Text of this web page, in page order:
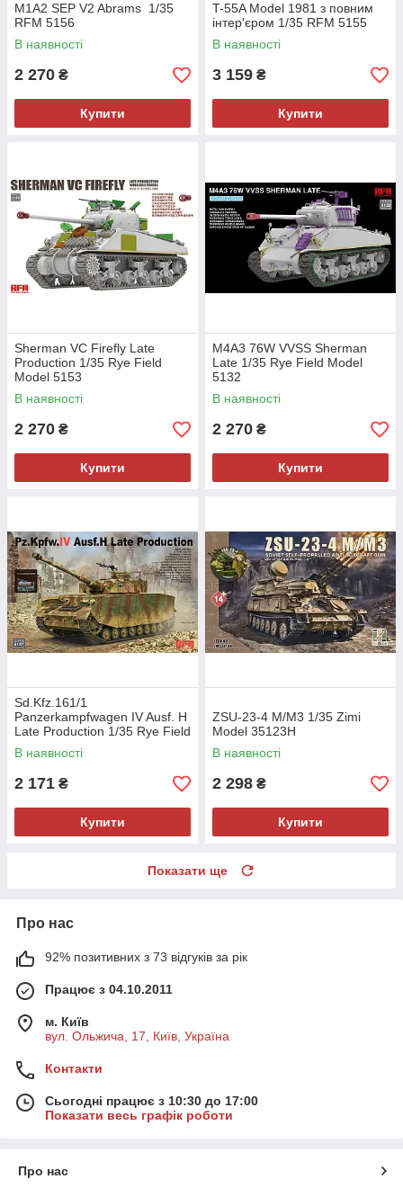
M1A2 SEP V2 Abrams 1/35
RFM 5156
В наявності
2 270 ₴
Купити
T-55A Model 1981 з повним
інтер'єром 1/35 RFM 5155
В наявності
3 159 ₴
Купити
Sherman VC Firefly Late
Production 1/35 Rye Field
Model 5153
В наявності
2 270 ₴
Купити
M4A3 76W VVSS Sherman
Late 1/35 Rye Field Model
5132
В наявності
2 270 ₴
Купити
Sd.Kfz.161/1
Panzerkampfwagen IV Ausf. H
Late Production 1/35 Rye Field
Model 5127
В наявності
2 171 ₴
Купити
ZSU-23-4 M/M3 1/35 Zimi
Model 35123H
В наявності
2 298 ₴
Купити
Показати ще
Про нас
92% позитивних з 73 відгуків за рік
Працює з 04.10.2011
м. Київ
вул. Ольжича, 17, Київ, Україна
Контакти
Сьогодні працює з 10:30 до 17:00
Показати весь графік роботи
Про нас